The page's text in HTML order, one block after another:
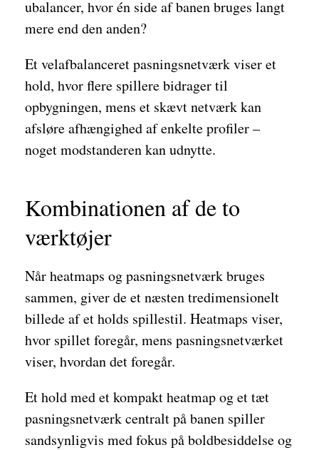
ubalancer, hvor én side af banen bruges langt
mere end den anden?
Et velafbalanceret pasningsnetværk viser et
hold, hvor flere spillere bidrager til
opbygningen, mens et skævt netværk kan
afsløre afhængighed af enkelte profiler –
noget modstanderen kan udnytte.
Kombinationen af de to
værktøjer
Når heatmaps og pasningsnetværk bruges
sammen, giver de et næsten tredimensionelt
billede af et holds spillestil. Heatmaps viser,
hvor spillet foregår, mens pasningsnetværket
viser, hvordan det foregår.
Et hold med et kompakt heatmap og et tæt
pasningsnetværk centralt på banen spiller
sandsynligvis med fokus på boldbesiddelse og